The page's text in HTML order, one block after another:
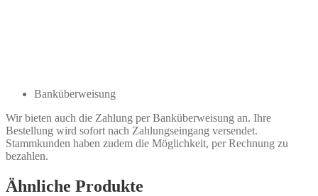
Banküberweisung
Wir bieten auch die Zahlung per Banküberweisung an. Ihre
Bestellung wird sofort nach Zahlungseingang versendet.
Stammkunden haben zudem die Möglichkeit, per Rechnung zu
bezahlen.
Ähnliche Produkte